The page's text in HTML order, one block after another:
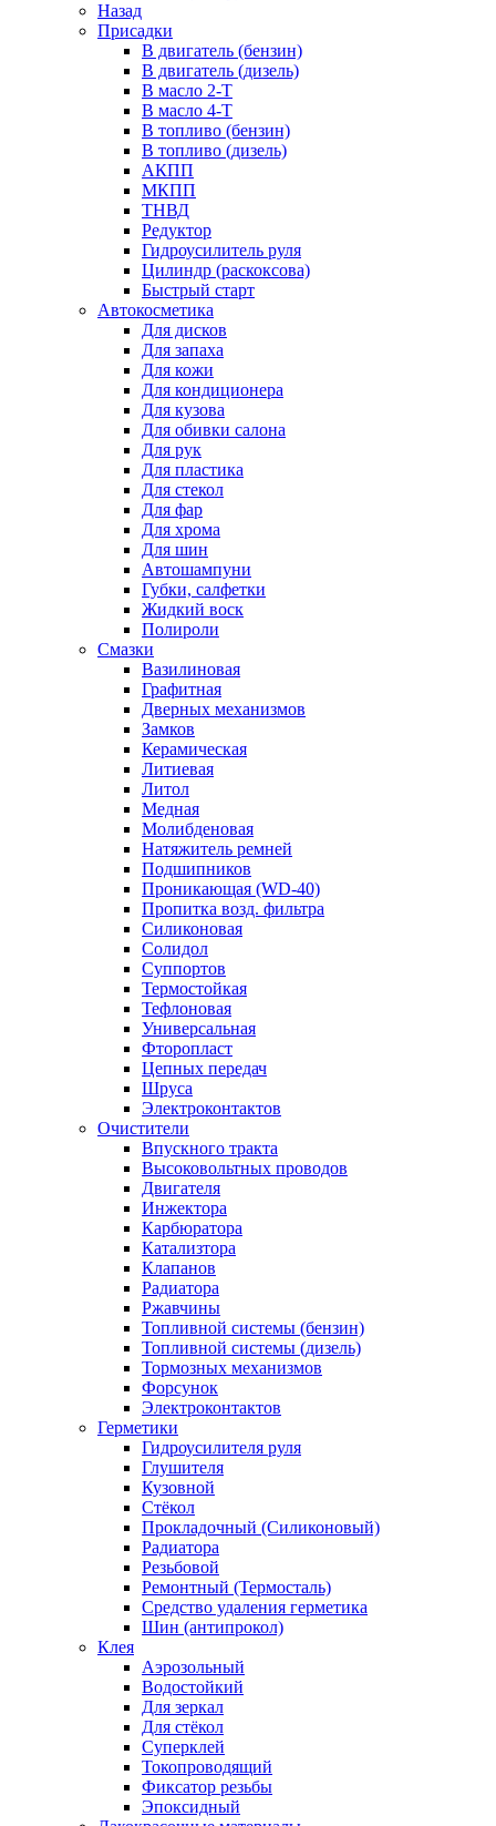
Назад
Присадки
В двигатель (бензин)
В двигатель (дизель)
В масло 2-Т
В масло 4-Т
В топливо (бензин)
В топливо (дизель)
АКПП
МКПП
ТНВД
Редуктор
Гидроусилитель руля
Цилиндр (раскоксова)
Быстрый старт
Автокосметика
Для дисков
Для запаха
Для кожи
Для кондиционера
Для кузова
Для обивки салона
Для рук
Для пластика
Для стекол
Для фар
Для хрома
Для шин
Автошампуни
Губки, салфетки
Жидкий воск
Полироли
Смазки
Вазилиновая
Графитная
Дверных механизмов
Замков
Керамическая
Литиевая
Литол
Медная
Молибденовая
Натяжитель ремней
Подшипников
Проникающая (WD-40)
Пропитка возд. фильтра
Силиконовая
Солидол
Суппортов
Термостойкая
Тефлоновая
Универсальная
Фторопласт
Цепных передач
Шруса
Электроконтактов
Очистители
Впускного тракта
Высоковольтных проводов
Двигателя
Инжектора
Карбюратора
Катализтора
Клапанов
Радиатора
Ржавчины
Топливной системы (бензин)
Топливной системы (дизель)
Тормозных механизмов
Форсунок
Электроконтактов
Герметики
Гидроусилителя руля
Глушителя
Кузовной
Стёкол
Прокладочный (Силиконовый)
Радиатора
Резьбовой
Ремонтный (Термосталь)
Средство удаления герметика
Шин (антипрокол)
Клея
Аэрозольный
Водостойкий
Для зеркал
Для стёкол
Суперклей
Токопроводящий
Фиксатор резьбы
Эпоксидный